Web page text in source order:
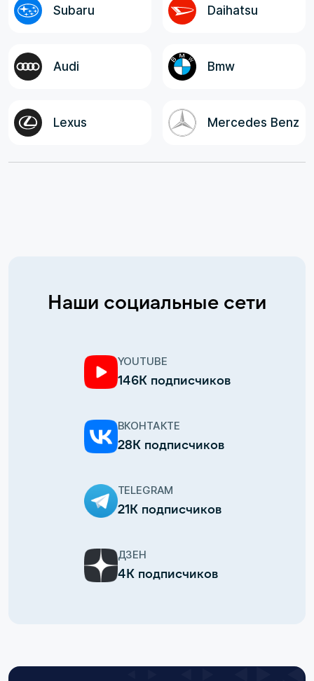
Subaru Daihatsu
Audi Bmw
Lexus Mercedes Benz
Наши социальные сети
YOUTUBE
146К подписчиков
ВКОНТАКТЕ
28К подписчиков
TELEGRAM
21К подписчиков
ДЗЕН
4К подписчиков